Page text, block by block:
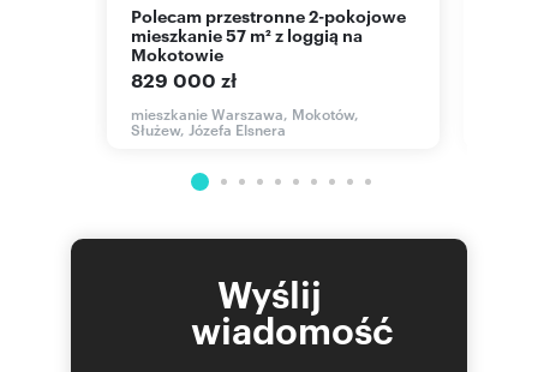
Polecam przestronne 2-pokojowe
mieszkanie 57 m² z loggią na
Mokotowie
829 000 zł
mieszkanie Warszawa, Mokotów,
Służew, Józefa Elsnera
Wyślij
wiadomość